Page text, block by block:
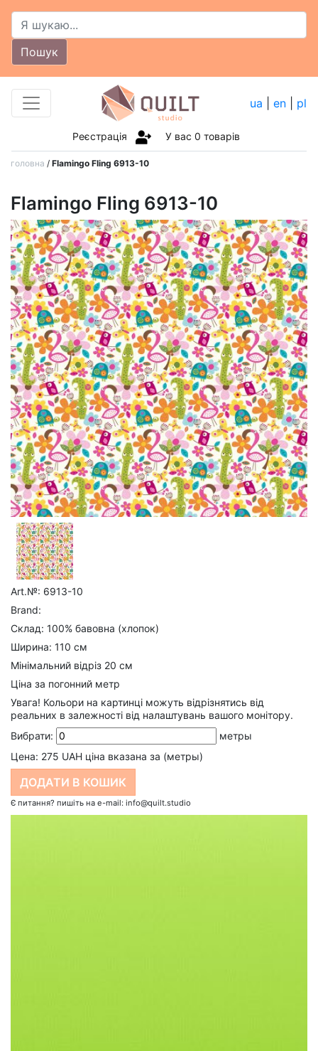
Пошук
ua en pl
Реєстрація У вас 0 товарів
головна / Flamingo Fling 6913-10
Flamingo Fling 6913-10
Art.№: 6913-10
Brand:
Склад: 100% бавовна (хлопок)
Ширина: 110 см
Мінімальний відріз 20 см
Ціна за погонний метр
Увага! Кольори на картинці можуть відрізнятись від
реальних в залежності від налаштувань вашого монітору.
Вибрати:
метры
Цена: 275 UAH ціна вказана за (метры)
Є питання? пишіть на e-mail: info@quilt.studio